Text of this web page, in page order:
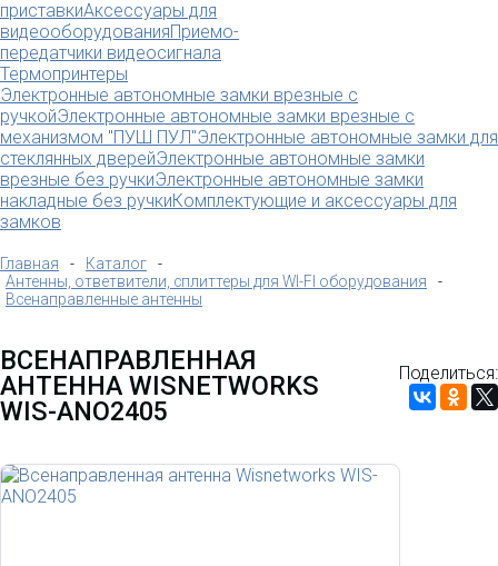
приставкиАксессуары для
видеооборудованияПриемо-
передатчики видеосигнала
Термопринтеры
Электронные автономные замки врезные с
ручкойЭлектронные автономные замки врезные с
механизмом "ПУШ ПУЛ"Электронные автономные замки для
стеклянных дверейЭлектронные автономные замки
врезные без ручкиЭлектронные автономные замки
накладные без ручкиКомплектующие и аксессуары для
замков
Главная - Каталог
-
Антенны, ответвители, сплиттеры для WI-FI оборудования
-
Всенаправленные антенны
ВСЕНАПРАВЛЕННАЯ
АНТЕННА WISNETWORKS
WIS-ANO2405
Поделиться: